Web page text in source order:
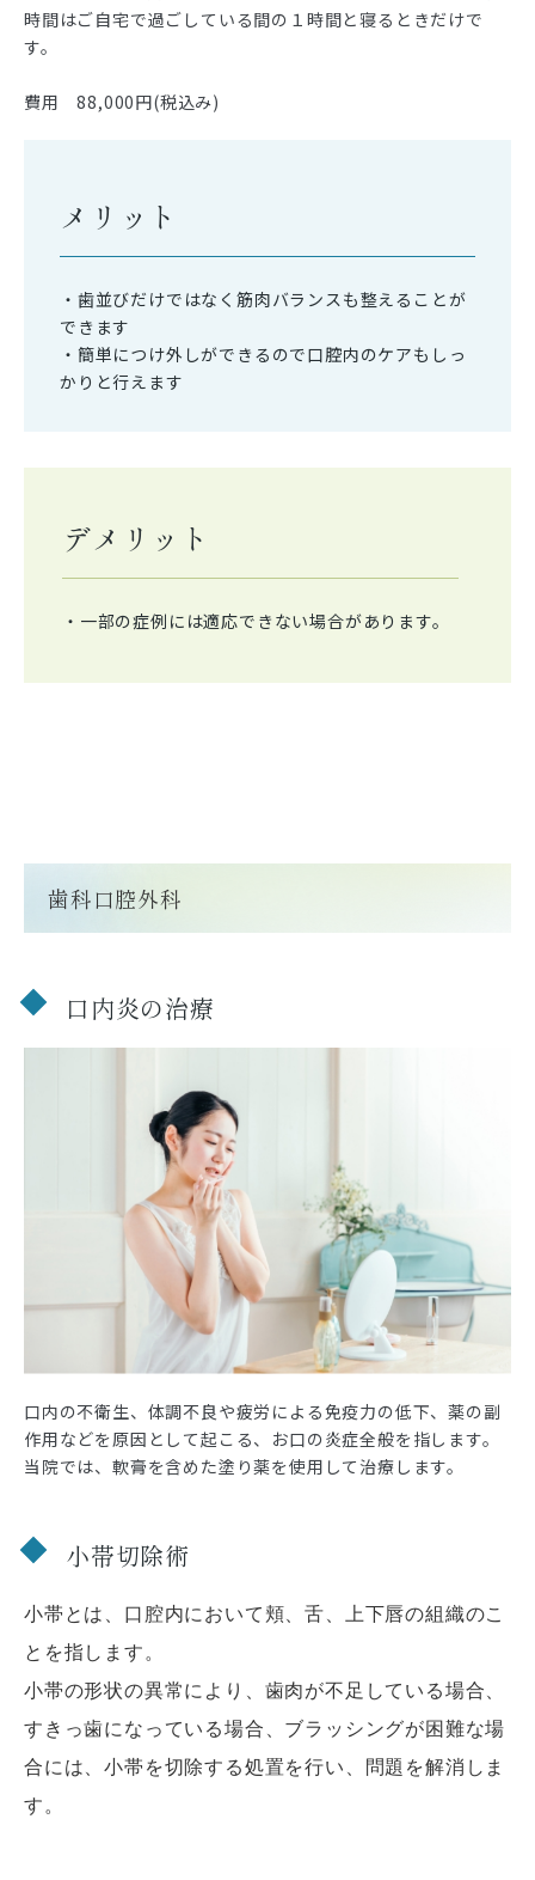
時間はご自宅で過ごしている間の１時間と寝るときだけで
す。
費用 88,000円(税込み)
メリット
・歯並びだけではなく筋肉バランスも整えることが
できます
・簡単につけ外しができるので口腔内のケアもしっ
かりと行えます
デメリット
・一部の症例には適応できない場合があります。
歯科口腔外科
口内炎の治療
口内の不衛生、体調不良や疲労による免疫力の低下、薬の副
作用などを原因として起こる、お口の炎症全般を指します。
当院では、軟膏を含めた塗り薬を使用して治療します。
小帯切除術
小帯とは、口腔内において頬、舌、上下唇の組織のこ
とを指します。
小帯の形状の異常により、歯肉が不足している場合、
すきっ歯になっている場合、ブラッシングが困難な場
合には、小帯を切除する処置を行い、問題を解消しま
す。